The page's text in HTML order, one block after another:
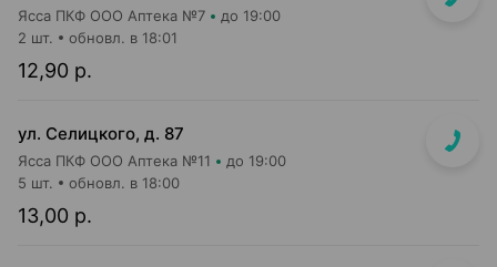
Ясса ПКФ ООО Аптека №7 до 19:00
12,90 р.
2 шт. обновл. в 18:01
ул. Селицкого, д. 87
Ясса ПКФ ООО Аптека №11 до 19:00
13,00 р.
5 шт. обновл. в 18:00